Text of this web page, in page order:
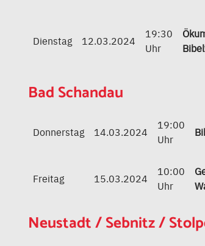
Dienstag 12.03.2024
19:30
Uhr
Bad Schandau
Donnerstag 14.03.2024
19:00
Uhr
Freitag 15.03.2024
10:00
Uhr
Neustadt / Sebnitz /